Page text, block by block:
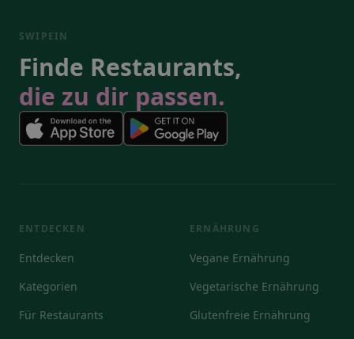
SWIPEIN
Finde Restaurants,
die zu dir passen.
ENTDECKEN
Entdecken
Kategorien
Für Restaurants
ERNÄHRUNG
Vegane Ernährung
Vegetarische Ernährung
Glutenfreie Ernährung